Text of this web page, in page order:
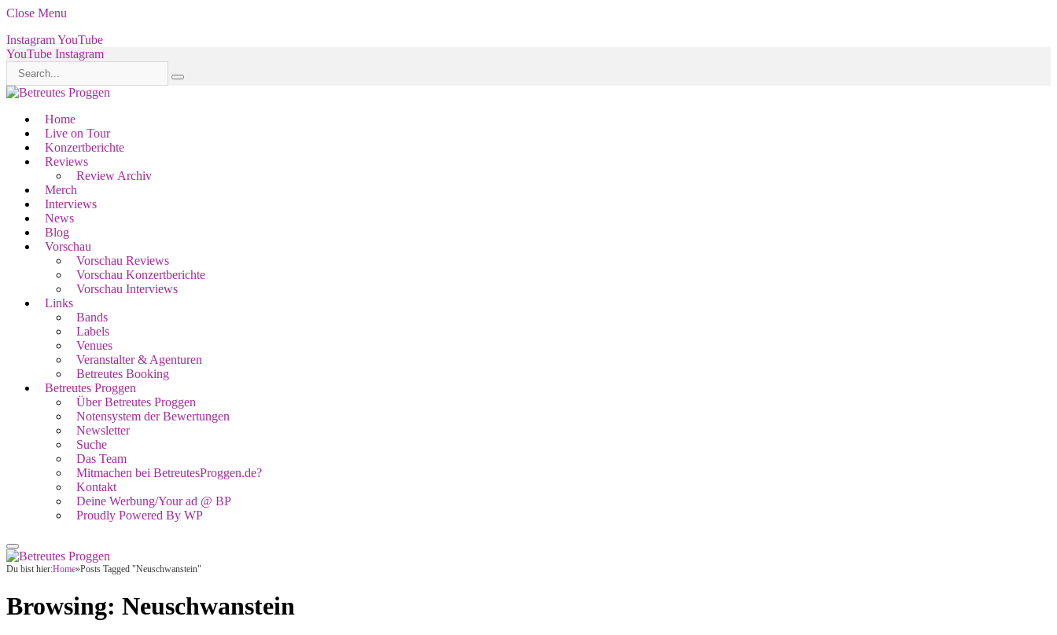
Close Menu
InstagramYouTube
YouTube Instagram
Home
Live on Tour
Konzertberichte
Reviews
Review Archiv
Merch
Interviews
News
Blog
Vorschau
Vorschau Reviews
Vorschau Konzertberichte
Vorschau Interviews
Links
Bands
Labels
Venues
Veranstalter & Agenturen
Betreutes Booking
Betreutes Proggen
Über Betreutes Proggen
Notensystem der Bewertungen
Newsletter
Suche
Das Team
Mitmachen bei BetreutesProggen.de?
Kontakt
Deine Werbung/Your ad @ BP
Proudly Powered By WP
Du bist hier:Home»Posts Tagged "Neuschwanstein"
Browsing: Neuschwanstein